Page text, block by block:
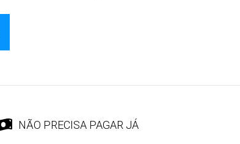
NÃO PRECISA PAGAR JÁ